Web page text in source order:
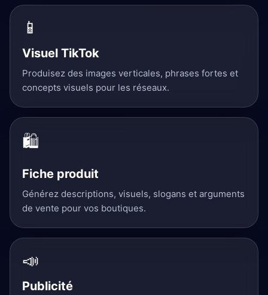
📱
Visuel TikTok
Produisez des images verticales, phrases fortes et
concepts visuels pour les réseaux.
🛍️
Fiche produit
Générez descriptions, visuels, slogans et arguments
de vente pour vos boutiques.
📣
Publicité